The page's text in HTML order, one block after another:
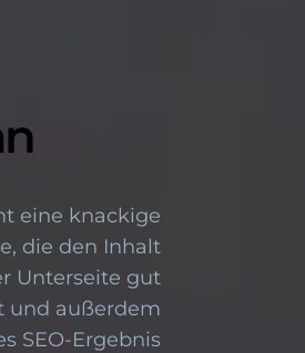
eine knackige
die den Inhalt
Unterseite gut
und außerdem
SEO-Ergebnis